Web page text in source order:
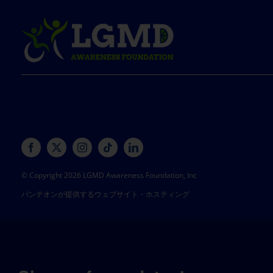
© Copyright 2026 LGMD Awareness Foundation, Inc
パンテオンが提供するウェブサイト・ホスティング